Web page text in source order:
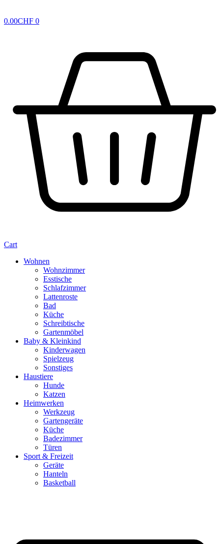
0.00CHF 0
Cart
Wohnen
Wohnzimmer
Esstische
Schlafzimmer
Lattenroste
Bad
Küche
Schreibtische
Gartenmöbel
Baby & Kleinkind
Kinderwagen
Spielzeug
Sonstiges
Haustiere
Hunde
Katzen
Heimwerken
Werkzeug
Gartengeräte
Küche
Badezimmer
Türen
Sport & Freizeit
Geräte
Hanteln
Basketball